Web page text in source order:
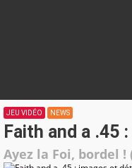
JEU VIDÉO NEWS
Faith and a .45
Ayez la Foi, bordel